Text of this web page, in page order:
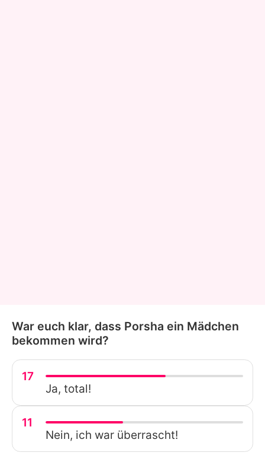
War euch klar, dass Porsha ein Mädchen
bekommen wird?
17
Ja, total!
11
Nein, ich war überrascht!